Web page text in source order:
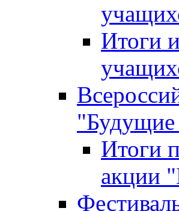
Итоги
Итоги
акции